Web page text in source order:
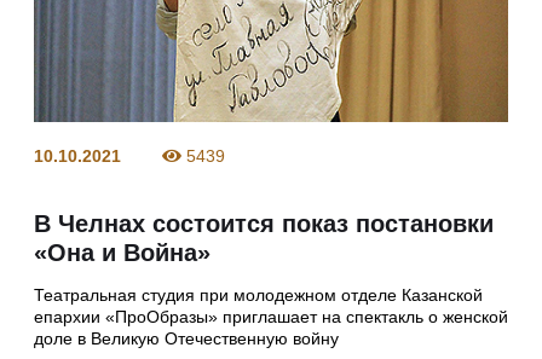
10.10.2021 5439
В Челнах состоится показ постановки
«Она и Война»
Театральная студия при молодежном отделе Казанской
епархии «ПроОбразы» приглашает на спектакль о женской
доле в Великую Отечественную войну